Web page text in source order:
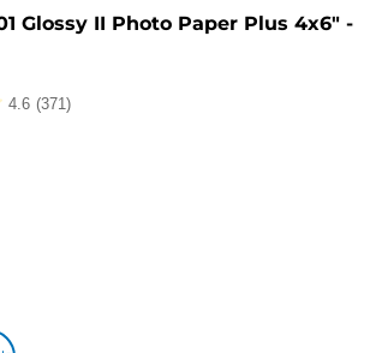
Glossy II Photo Paper Plus 4x6" -
4.6 (371)